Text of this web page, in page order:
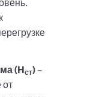
(Hст) –
от